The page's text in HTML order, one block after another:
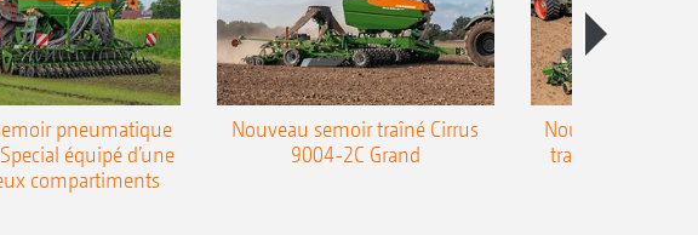
pneumatique
équipé d’une
compartiments
Nouveau semoir traîné Cirrus
9004-2C Grand
Nouveau semoir
traîné Precea-